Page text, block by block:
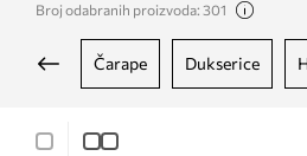
Broj odabranih proizvoda: 301
čarape dukserice